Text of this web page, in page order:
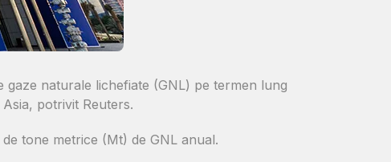
naturale lichefiate (GNL) pe termen lung
potrivit Reuters.
tone metrice (Mt) de GNL anual.